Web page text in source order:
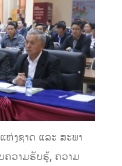
ຫ່ງຊາດ ແລະ ສະພາ
ຄວາມຮັບຮູ້, ຄວາມ